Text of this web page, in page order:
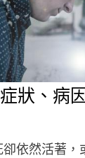
狀、病
依然活著，